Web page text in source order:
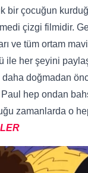
bir çocuğun
çizgi filmidir.
ve tüm ortam
ile her şeyini
daha doğmadan
Paul hep ondan
zamanlarda o